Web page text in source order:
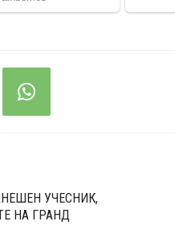
УЧЕСНИК,
НА ГРАНД